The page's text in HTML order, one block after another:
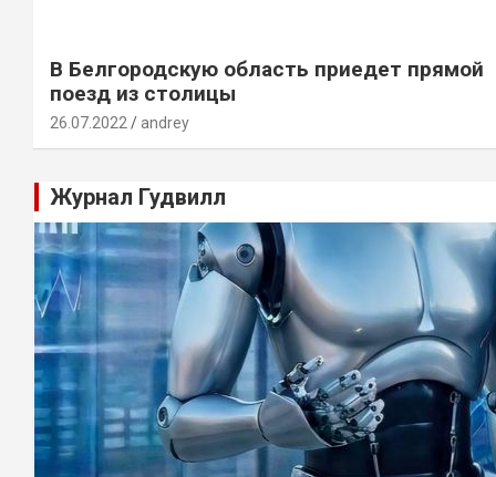
В Белгородскую область приедет прямой
поезд из столицы
26.07.2022 andrey
Журнал Гудвилл